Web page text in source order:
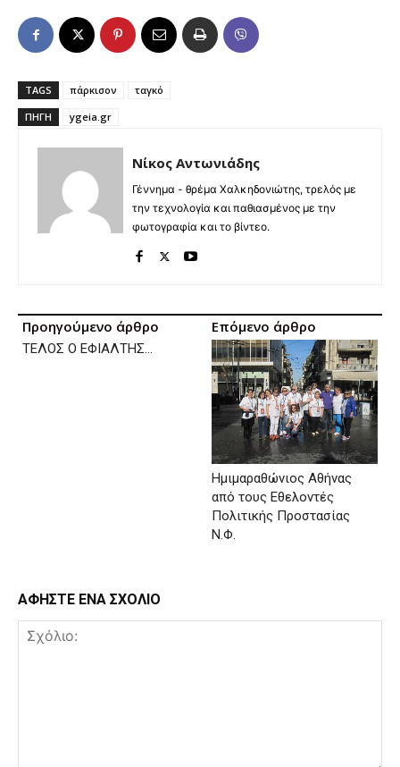
TAGS πάρκισον
ταγκό
ΠΗΓΉ
ygeia.gr
Νίκος Αντωνιάδης
Γέννημα - θρέμα Χαλκηδονιώτης, τρελός με
την τεχνολογία και παθιασμένος με την
φωτογραφία και το βίντεο.
Προηγούμενο άρθρο
ΤΕΛΟΣ Ο ΕΦΙΑΛΤΗΣ…
Επόμενο άρθρο
Ημιμαραθώνιος Αθήνας
από τους Εθελοντές
Πολιτικής Προστασίας
Ν.Φ.
ΑΦΗΣΤΕ ΕΝΑ ΣΧΟΛΙΟ